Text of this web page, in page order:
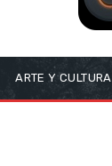
ARTE Y CULTURA